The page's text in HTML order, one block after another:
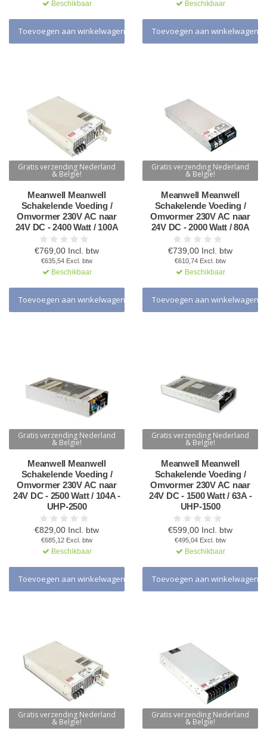
Beschikbaar
Toevoegen aan winkelwagen
Beschikbaar
Toevoegen aan winkelwagen
Gratis verzending Nederland
& Belgie!
Meanwell Meanwell
Schakelende Voeding /
Omvormer 230V AC naar
24V DC - 2400 Watt / 100A
€769,00 Incl. btw
€635,54 Excl. btw
Beschikbaar
Toevoegen aan winkelwagen
Gratis verzending Nederland
& Belgie!
Meanwell Meanwell
Schakelende Voeding /
Omvormer 230V AC naar
24V DC - 2000 Watt / 80A
€739,00 Incl. btw
€610,74 Excl. btw
Beschikbaar
Toevoegen aan winkelwagen
Gratis verzending Nederland
& Belgie!
Meanwell Meanwell
Schakelende Voeding /
Omvormer 230V AC naar
24V DC - 2500 Watt / 104A -
UHP-2500
€829,00 Incl. btw
€685,12 Excl. btw
Beschikbaar
Toevoegen aan winkelwagen
Gratis verzending Nederland
& Belgie!
Meanwell Meanwell
Schakelende Voeding /
Omvormer 230V AC naar
24V DC - 1500 Watt / 63A -
UHP-1500
€599,00 Incl. btw
€495,04 Excl. btw
Beschikbaar
Toevoegen aan winkelwagen
Gratis verzending Nederland
& Belgie!
Gratis verzending Nederland
& Belgie!